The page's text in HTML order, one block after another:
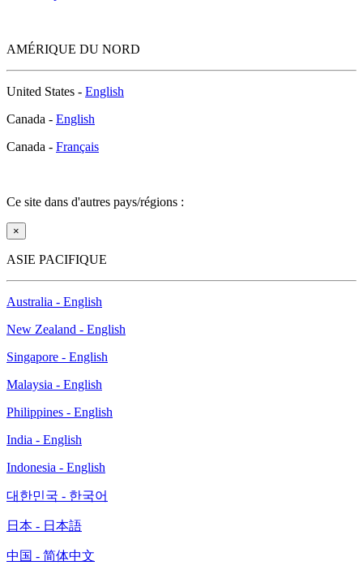
AMÉRIQUE DU NORD
United States - English
Canada - English
Canada - Français
Ce site dans d'autres pays/régions :
×
ASIE PACIFIQUE
Australia - English
New Zealand - English
Singapore - English
Malaysia - English
Philippines - English
India - English
Indonesia - English
대한민국 - 한국어
日本 - 日本語
中国 - 简体中文